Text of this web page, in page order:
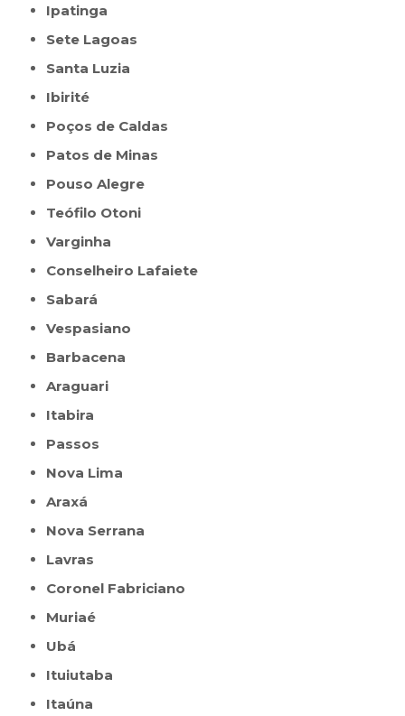
Ipatinga
Sete Lagoas
Santa Luzia
Ibirité
Poços de Caldas
Patos de Minas
Pouso Alegre
Teófilo Otoni
Varginha
Conselheiro Lafaiete
Sabará
Vespasiano
Barbacena
Araguari
Itabira
Passos
Nova Lima
Araxá
Nova Serrana
Lavras
Coronel Fabriciano
Muriaé
Ubá
Ituiutaba
Itaúna